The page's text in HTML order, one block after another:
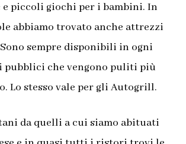
e piccoli giochi per i bambini. In
abbiamo trovato anche attrezzi
sempre disponibili in ogni
pubblici che vengono puliti più
Lo stesso vale per gli Autogrill.
da quelli a cui siamo abituati